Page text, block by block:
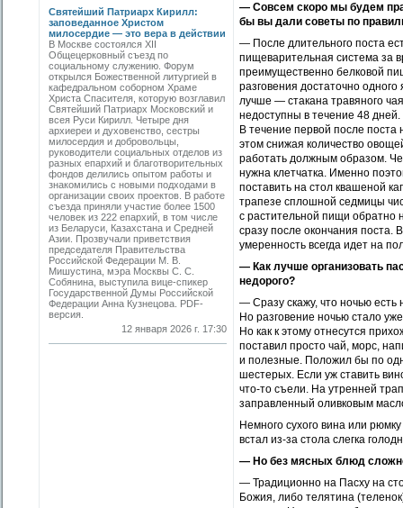
Святейший Патриарх Кирилл:
заповеданное Христом
милосердие — это вера в действии
В Москве состоялся XII
Общецерковный съезд по
социальному служению. Форум
открылся Божественной литургией в
кафедральном соборном Храме
Христа Спасителя, которую возглавил
Святейший Патриарх Московский и
всея Руси Кирилл. Четыре дня
архиереи и духовенство, сестры
милосердия и добровольцы,
руководители социальных отделов из
разных епархий и благотворительных
фондов делились опытом работы и
знакомились с новыми подходами в
организации своих проектов. В работе
съезда приняли участие более 1500
человек из 222 епархий, в том числе
из Беларуси, Казахстана и Средней
Азии. Прозвучали приветствия
председателя Правительства
Российской Федерации М. В.
Мишустина, мэра Москвы С. С.
Собянина, выступила вице-спикер
Государственной Думы Российской
Федерации Анна Кузнецова. PDF-
версия.
12 января 2026 г. 17:30
— Совсем скоро мы будем
бы вы дали советы по
— После длительного поста
пищеварительная система за
преимущественно белковой
разговения достаточно одного
лучше — стакана травяного
недоступны в течение 48
В течение первой после
этом снижая количество
работать должным образом.
нужна клетчатка. Именно
поставить на стол квашеной
трапезе сплошной седмицы
с растительной пищи обратно
сразу после окончания поста.
умеренность всегда идет на
— Как лучше организовать
недорого?
— Сразу скажу, что ночью есть
Но разговение ночью стало
Но как к этому отнесутся
поставил просто чай, морс,
и полезные. Положил бы по
шестерых. Если уж ставить
что-то съели. На утренней
заправленный оливковым
Немного сухого вина или
встал из-за стола слегка
— Но без мясных блюд
— Традиционно на Пасху на
Божия, либо телятина